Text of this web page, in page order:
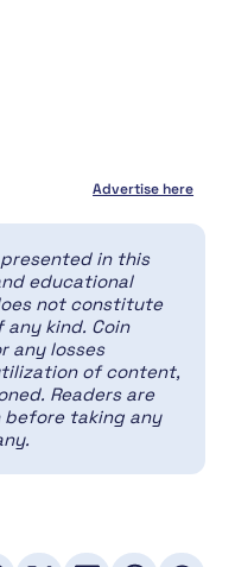
Advertise here
in this
educational
not constitute
kind. Coin
any losses
of content,
Readers are
taking any